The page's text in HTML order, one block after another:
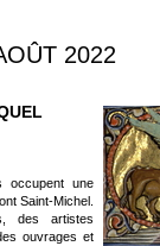
2022
occupent une
Saint-Michel.
des artistes
ouvrages et